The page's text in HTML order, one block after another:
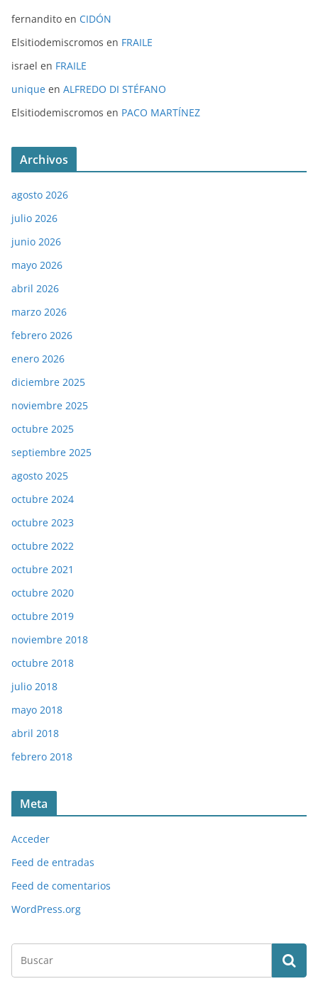
fernandito en CIDÓN
Elsitiodemiscromos en FRAILE
israel en FRAILE
unique en ALFREDO DI STÉFANO
Elsitiodemiscromos en PACO MARTÍNEZ
Archivos
agosto 2026
julio 2026
junio 2026
mayo 2026
abril 2026
marzo 2026
febrero 2026
enero 2026
diciembre 2025
noviembre 2025
octubre 2025
septiembre 2025
agosto 2025
octubre 2024
octubre 2023
octubre 2022
octubre 2021
octubre 2020
octubre 2019
noviembre 2018
octubre 2018
julio 2018
mayo 2018
abril 2018
febrero 2018
Meta
Acceder
Feed de entradas
Feed de comentarios
WordPress.org